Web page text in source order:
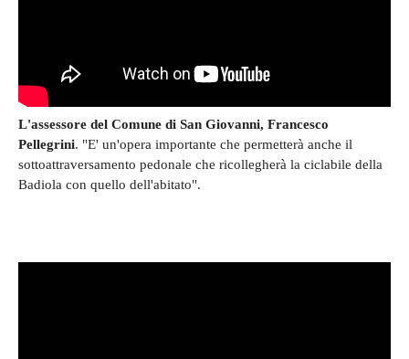
L'assessore del Comune di San Giovanni, Francesco
Pellegrini. "E' un'opera importante che permetterà anche il
sottoattraversamento pedonale che ricollegherà la ciclabile della
Badiola con quello dell'abitato".